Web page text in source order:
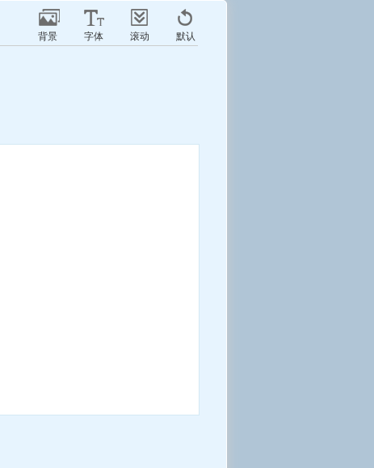
背景
字体 滚动 默认